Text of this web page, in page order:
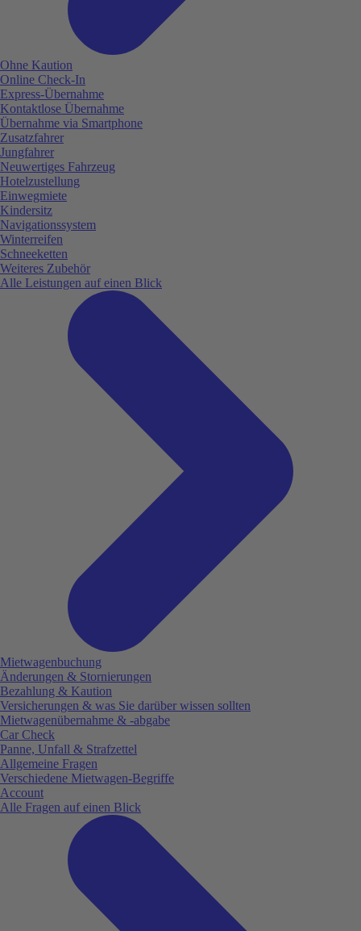
Ohne Kaution
Online Check-In
Express-Übernahme
Kontaktlose Übernahme
Übernahme via Smartphone
Zusatzfahrer
Jungfahrer
Neuwertiges Fahrzeug
Hotelzustellung
Einwegmiete
Kindersitz
Navigationssystem
Winterreifen
Schneeketten
Weiteres Zubehör
Alle Leistungen auf einen Blick
Mietwagenbuchung
Änderungen & Stornierungen
Bezahlung & Kaution
Versicherungen & was Sie darüber wissen sollten
Mietwagenübernahme & -abgabe
Car Check
Panne, Unfall & Strafzettel
Allgemeine Fragen
Verschiedene Mietwagen-Begriffe
Account
Alle Fragen auf einen Blick